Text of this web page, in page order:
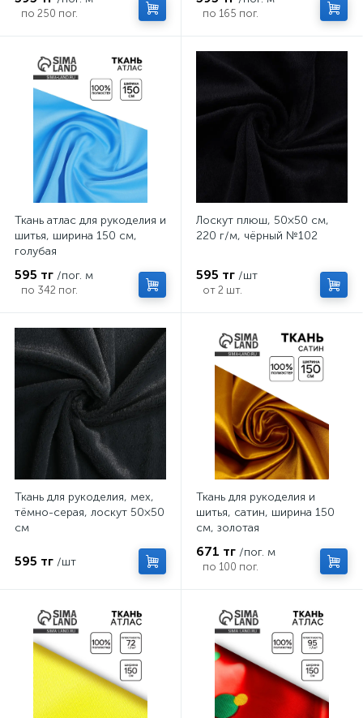
по 250 пог. по 165 пог.
Ткань атлас для рукоделия и
шитья, ширина 150 см,
голубая
595 тг /пог. м
по 342 пог.
Лоскут плюш, 50×50 см,
220 г/м, чёрный №102
595 тг /шт
от 2 шт.
Ткань для рукоделия, мех,
тёмно-серая, лоскут 50×50
см
595 тг /шт
Ткань для рукоделия и
шитья, сатин, ширина 150
см, золотая
671 тг /пог. м
по 100 пог.